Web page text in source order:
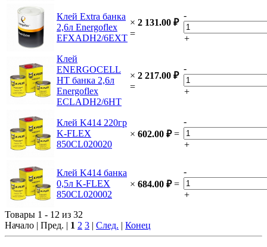
Клей Extra банка
2,6л Energoflex
EFXADH2/6EXT
× 2 131.00 ₽
=
-
+
Клей
ENERGOСELL
HT банка 2,6л
Energoflex
ECLADH2/6HT
× 2 217.00 ₽
=
-
+
Клей K414 220гр
K-FLEX
850CL020020
× 602.00 ₽ =
-
+
Клей K414 банка
0,5л K-FLEX
850CL020002
× 684.00 ₽ =
-
+
Товары 1 - 12 из 32
Начало | Пред. | 1 2 3 | След. | Конец